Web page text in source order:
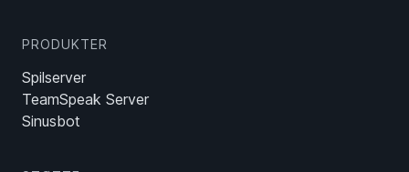
PRODUKTER
Spilserver
TeamSpeak Server
Sinusbot